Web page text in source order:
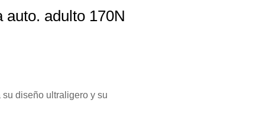
adulto 170N
diseño ultraligero y su